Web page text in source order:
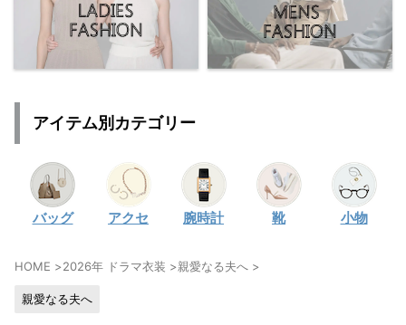
【よく検索されてる女性芸能人】
・
広瀬すず
川口春奈
・ 石原さとみ
・広瀬アリス
永野芽郁
・波瑠
アイテム別カテゴリー
バッグ アクセ 腕時計 靴 小物
HOME >2026年 ドラマ衣装 >親愛なる夫へ >
親愛なる夫へ